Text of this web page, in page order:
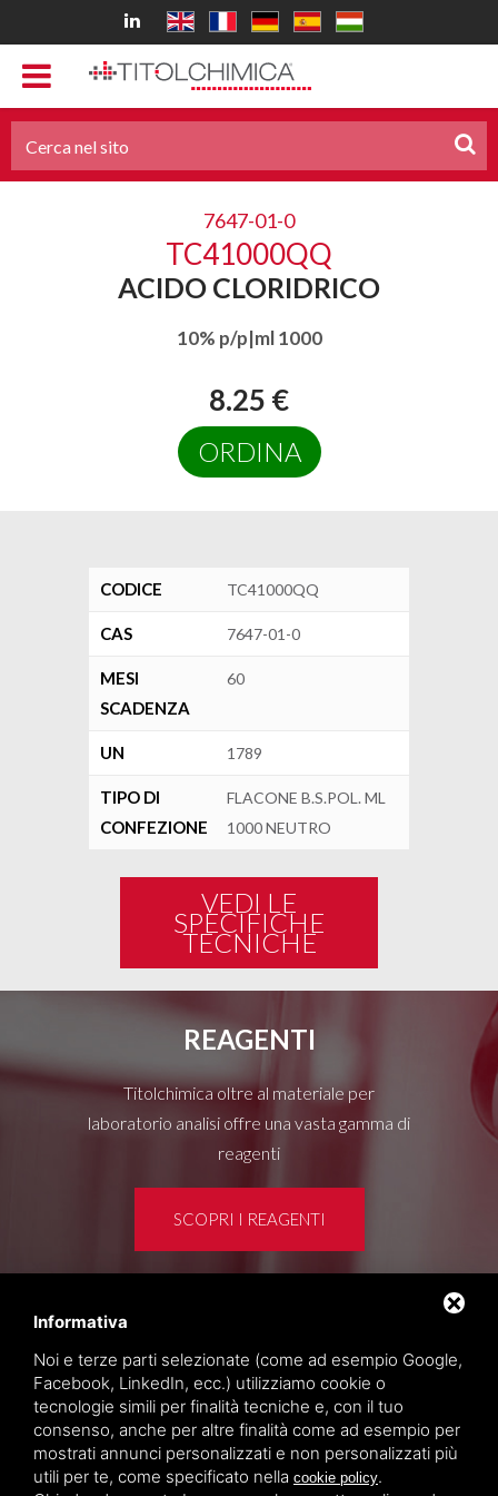
7647-01-0
TC41000QQ
ACIDO CLORIDRICO
10% p/p|ml 1000
8.25 €
ORDINA
CODICE TC41000QQ
CAS 7647-01-0
MESI
SCADENZA
60
UN 1789
TIPO DI
CONFEZIONE
FLACONE B.S.POL. ML
1000 NEUTRO
VEDI LE
SPECIFICHE
TECNICHE
REAGENTI
Titolchimica oltre al materiale per
laboratorio analisi offre una vasta gamma di
reagenti
SCOPRI I REAGENTI
Area clienti
Privacy policy
Sitemap
TITOLCHIMICA SPA - VIA DELL'ARTIGIANATO, 2
(MACROAREA) 45030 VILLAMARZANA (RO) ITALY,
Informativa
Noi e terze parti selezionate (come ad esempio Google,
Facebook, LinkedIn, ecc.) utilizziamo cookie o
tecnologie simili per finalità tecniche e, con il tuo
consenso, anche per altre finalità come ad esempio per
mostrati annunci personalizzati e non personalizzati più
utili per te, come specificato nella cookie policy.